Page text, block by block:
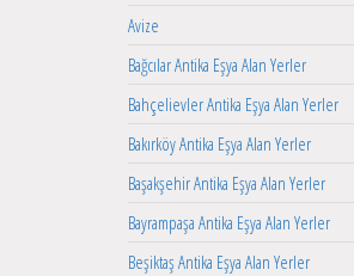
Avize
Bağcılar Antika Eşya Alan Yerler
Bahçelievler Antika Eşya Alan Yerler
Bakırköy Antika Eşya Alan Yerler
Başakşehir Antika Eşya Alan Yerler
Bayrampaşa Antika Eşya Alan Yerler
Beşiktaş Antika Eşya Alan Yerler